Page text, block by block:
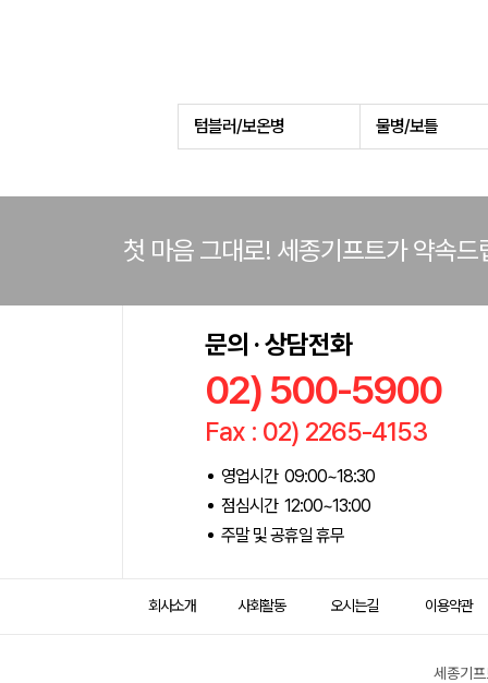
텀블러/보온병 물병/보틀
첫 마음 그대로! 세종기프트가 약속드
문의 · 상담전화
02) 500-5900
Fax : 02) 2265-4153
영업시간 09:00~18:30
점심시간 12:00~13:00
주말 및 공휴일 휴무
회사소개 사회활동 오시는길 이용약관
세종기